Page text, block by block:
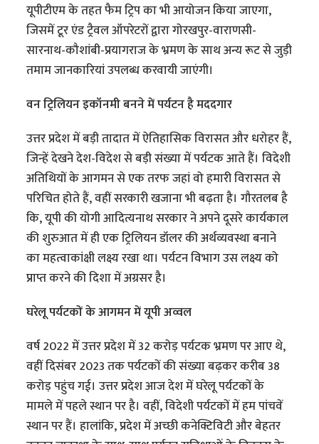
यूपीटीएम के तहत फैम ट्रिप का भी आयोजन किया जाएगा,
जिसमें टूर एंड ट्रैवल ऑपरेटरों द्वारा गोरखपुर-वाराणसी-
सारनाथ-कौशांबी-प्रयागराज के भ्रमण के साथ अन्य रूट से जुड़ी
तमाम जानकारियां उपलब्ध करवायी जाएंगी।
वन ट्रिलियन इकॉनमी बनने में पर्यटन है मददगार
उत्तर प्रदेश में बड़ी तादात में ऐतिहासिक विरासत और धरोहर हैं,
जिन्हें देखने देश-विदेश से बड़ी संख्या में पर्यटक आते हैं। विदेशी
अतिथियों के आगमन से एक तरफ जहां वो हमारी विरासत से
परिचित होते हैं, वहीं सरकारी खजाना भी बढ़ता है। गौरतलब है
कि, यूपी की योगी आदित्यनाथ सरकार ने अपने दूसरे कार्यकाल
की शुरुआत में ही एक ट्रिलियन डॉलर की अर्थव्यवस्था बनाने
का महत्वाकांक्षी लक्ष्य रखा था। पर्यटन विभाग उस लक्ष्य को
प्राप्त करने की दिशा में अग्रसर है।
घरेलू पर्यटकों के आगमन में यूपी अव्वल
वर्ष 2022 में उत्तर प्रदेश में 32 करोड़ पर्यटक भ्रमण पर आए थे,
वहीं दिसंबर 2023 तक पर्यटकों की संख्या बढ़कर करीब 38
करोड़ पहुंच गई। उत्तर प्रदेश आज देश में घरेलू पर्यटकों के
मामले में पहले स्थान पर है। वहीं, विदेशी पर्यटकों में हम पांचवें
स्थान पर हैं। हालांकि, प्रदेश में अच्छी कनेक्टिविटी और बेहतर